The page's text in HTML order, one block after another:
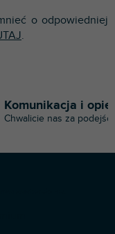
o odpowiedniej
.
Komunikacja i
Chwalicie nas za